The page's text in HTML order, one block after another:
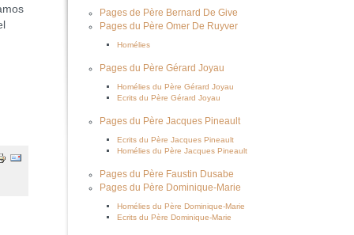
Pages de Père Bernard De Give
Pages du Père Omer De Ruyver
Homélies
Pages du Père Gérard Joyau
Homélies du Père Gérard Joyau
Ecrits du Père Gérard Joyau
Pages du Père Jacques Pineault
Ecrits du Père Jacques Pineault
Homélies du Père Jacques Pineault
Pages du Père Faustin Dusabe
Pages du Père Dominique-Marie
Homélies du Père Dominique-Marie
Ecrits du Père Dominique-Marie